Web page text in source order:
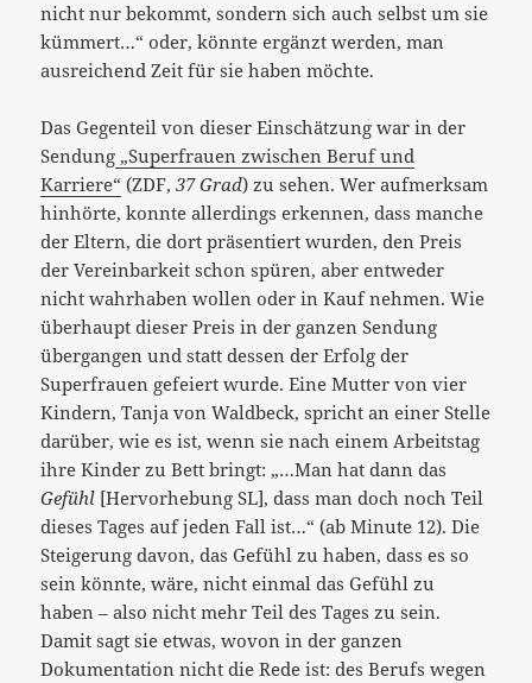
nicht nur bekommt, sondern sich auch selbst um sie
kümmert…“ oder, könnte ergänzt werden, man
ausreichend Zeit für sie haben möchte.
Das Gegenteil von dieser Einschätzung war in der
Sendung „Superfrauen zwischen Beruf und
Karriere“ (ZDF,37 Grad) zu sehen. Wer aufmerksam
hinhörte, konnte allerdings erkennen, dass manche
der Eltern, die dort präsentiert wurden, den Preis
der Vereinbarkeit schon spüren, aber entweder
nicht wahrhaben wollen oder in Kauf nehmen. Wie
überhaupt dieser Preis in der ganzen Sendung
übergangen und statt dessen der Erfolg der
Superfrauen gefeiert wurde. Eine Mutter von vier
Kindern, Tanja von Waldbeck, spricht an einer Stelle
darüber, wie es ist, wenn sie nach einem Arbeitstag
ihre Kinder zu Bett bringt: „…Man hat dann das
Gefühl [Hervorhebung SL], dass man doch noch Teil
dieses Tages auf jeden Fall ist…“ (ab Minute 12). Die
Steigerung davon, das Gefühl zu haben, dass es so
sein könnte, wäre, nicht einmal das Gefühl zu
haben – also nicht mehr Teil des Tages zu sein.
Damit sagt sie etwas, wovon in der ganzen
Dokumentation nicht die Rede ist: des Berufs wegen